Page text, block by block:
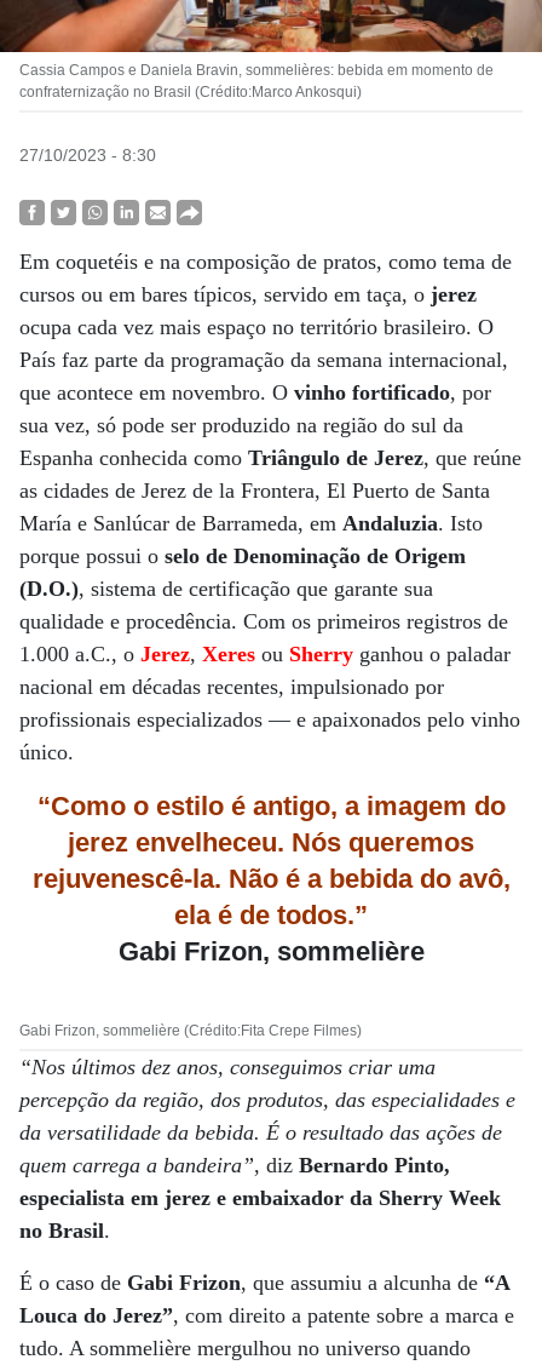
Cassia Campos e Daniela Bravin, sommelières: bebida em momento de
confraternização no Brasil (Crédito:Marco Ankosqui)
27/10/2023 - 8:30
Em coquetéis e na composição de pratos, como tema de
cursos ou em bares típicos, servido em taça, o jerez
ocupa cada vez mais espaço no território brasileiro. O
País faz parte da programação da semana internacional,
que acontece em novembro. O vinho fortificado, por
sua vez, só pode ser produzido na região do sul da
Espanha conhecida como Triângulo de Jerez, que reúne
as cidades de Jerez de la Frontera, El Puerto de Santa
María e Sanlúcar de Barrameda, em Andaluzia. Isto
porque possui o selo de Denominação de Origem
(D.O.), sistema de certificação que garante sua
qualidade e procedência. Com os primeiros registros de
1.000 a.C., o Jerez, Xeres ou Sherry ganhou o paladar
nacional em décadas recentes, impulsionado por
profissionais especializados — e apaixonados pelo vinho
único.
“Como o estilo é antigo, a imagem do
jerez envelheceu. Nós queremos
rejuvenescê-la. Não é a bebida do avô,
ela é de todos.”
Gabi Frizon, sommelière
Gabi Frizon, sommelière (Crédito:Fita Crepe Filmes)
“Nos últimos dez anos, conseguimos criar uma
percepção da região, dos produtos, das especialidades e
da versatilidade da bebida. É o resultado das ações de
quem carrega a bandeira”, diz Bernardo Pinto,
especialista em jerez e embaixador da Sherry Week
no Brasil.
É o caso de Gabi Frizon, que assumiu a alcunha de “A
Louca do Jerez”, com direito a patente sobre a marca e
tudo. A sommelière mergulhou no universo quando